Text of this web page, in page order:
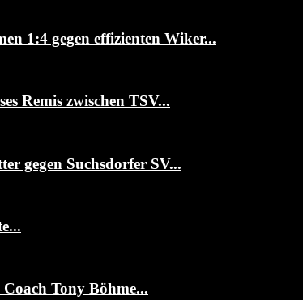
1:4 gegen effizienten Wiker...
Remis zwischen TSV...
gegen Suchsdorfer SV...
Tony Böhme...